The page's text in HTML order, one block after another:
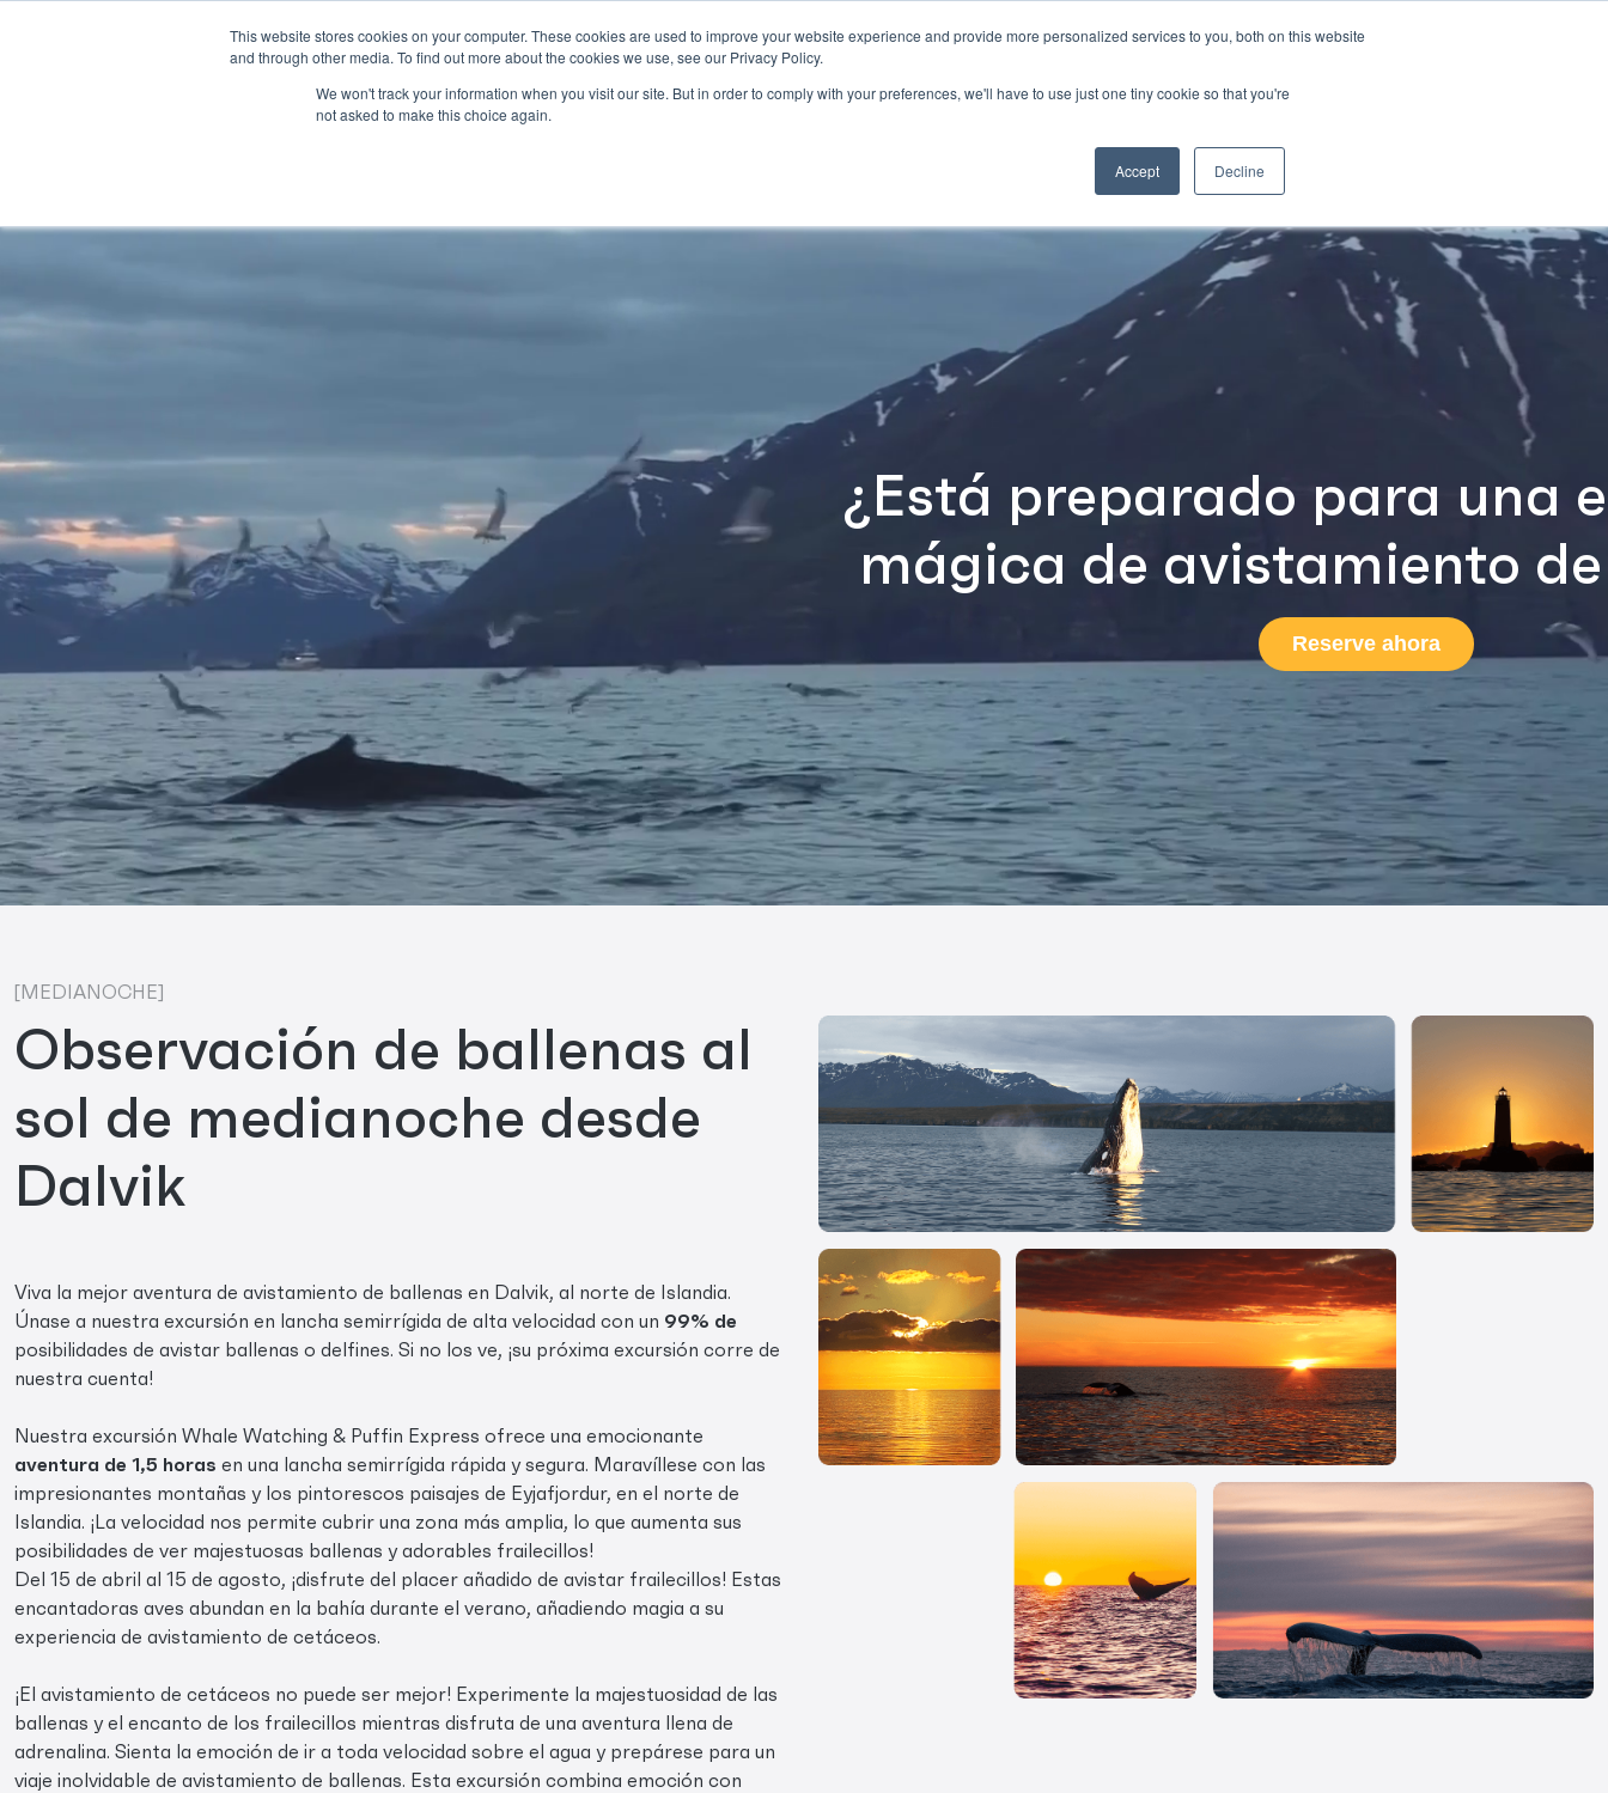
This website stores cookies on your computer. These cookies are used to improve your website experience and provide more personalized services to you, both on this website
and through other media. To find out more about the cookies we use, see our Privacy Policy.
We won't track your information when you visit our site. But in order to comply with your preferences, we'll have to use just one tiny cookie so that you're
not asked to make this choice again.
Accept Decline
Inicio Tours Ballenas Nosotros Fauna Blog Ubicación ES
¿Está preparado para una
mágica de avistamiento
Reserve ahora
[MEDIANOCHE]
Observación de ballenas al
sol de medianoche desde
Dalvik
Viva la mejor aventura de avistamiento de ballenas en Dalvik, al norte de Islandia.
Únase a nuestra excursión en lancha semirrígida de alta velocidad con un 99% de
posibilidades de avistar ballenas o delfines. Si no los ve, ¡su próxima excursión corre de
nuestra cuenta!
Nuestra excursión Whale Watching & Puffin Express ofrece una emocionante
aventura de 1,5 horas en una lancha semirrígida rápida y segura. Maravíllese con las
impresionantes montañas y los pintorescos paisajes de Eyjafjordur, en el norte de
Islandia. ¡La velocidad nos permite cubrir una zona más amplia, lo que aumenta sus
posibilidades de ver majestuosas ballenas y adorables frailecillos!
Del 15 de abril al 15 de agosto, ¡disfrute del placer añadido de avistar frailecillos! Estas
encantadoras aves abundan en la bahía durante el verano, añadiendo magia a su
experiencia de avistamiento de cetáceos.
¡El avistamiento de cetáceos no puede ser mejor! Experimente la majestuosidad de las
ballenas y el encanto de los frailecillos mientras disfruta de una aventura llena de
adrenalina. Sienta la emoción de ir a toda velocidad sobre el agua y prepárese para un
viaje inolvidable de avistamiento de ballenas. Esta excursión combina emoción con